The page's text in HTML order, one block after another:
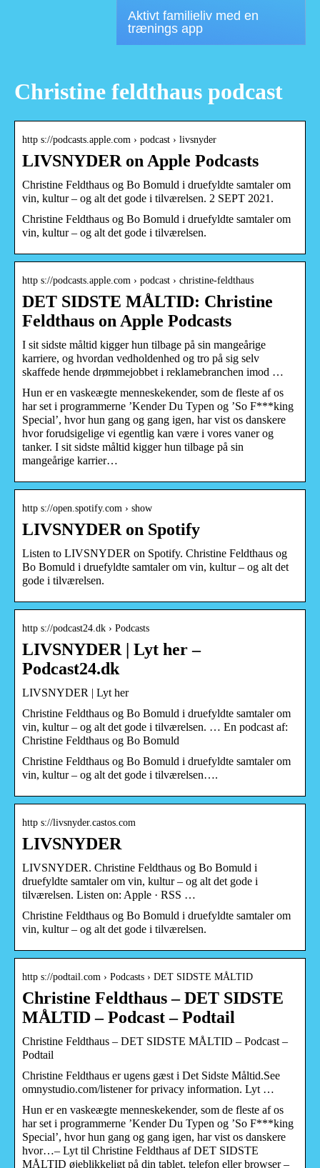
Aktivt familieliv med en
trænings app
Christine feldthaus podcast
http s://podcasts.apple.com › podcast › livsnyder
LIVSNYDER on Apple Podcasts
Christine Feldthaus og Bo Bomuld i druefyldte samtaler om
vin, kultur – og alt det gode i tilværelsen. 2 SEPT 2021.
Christine Feldthaus og Bo Bomuld i druefyldte samtaler om
vin, kultur – og alt det gode i tilværelsen.
http s://podcasts.apple.com › podcast › christine-feldthaus
DET SIDSTE MÅLTID: Christine
Feldthaus on Apple Podcasts
I sit sidste måltid kigger hun tilbage på sin mangeårige
karriere, og hvordan vedholdenhed og tro på sig selv
skaffede hende drømmejobbet i reklamebranchen imod …
Hun er en vaskeægte menneskekender, som de fleste af os
har set i programmerne ’Kender Du Typen og ’So F***king
Special’, hvor hun gang og gang igen, har vist os danskere
hvor forudsigelige vi egentlig kan være i vores vaner og
tanker. I sit sidste måltid kigger hun tilbage på sin
mangeårige karrier…
http s://open.spotify.com › show
LIVSNYDER on Spotify
Listen to LIVSNYDER on Spotify. Christine Feldthaus og
Bo Bomuld i druefyldte samtaler om vin, kultur – og alt det
gode i tilværelsen.
http s://podcast24.dk › Podcasts
LIVSNYDER | Lyt her –
Podcast24.dk
LIVSNYDER | Lyt her
Christine Feldthaus og Bo Bomuld i druefyldte samtaler om
vin, kultur – og alt det gode i tilværelsen. … En podcast af:
Christine Feldthaus og Bo Bomuld
Christine Feldthaus og Bo Bomuld i druefyldte samtaler om
vin, kultur – og alt det gode i tilværelsen….
http s://livsnyder.castos.com
LIVSNYDER
LIVSNYDER. Christine Feldthaus og Bo Bomuld i
druefyldte samtaler om vin, kultur – og alt det gode i
tilværelsen. Listen on: Apple · RSS …
Christine Feldthaus og Bo Bomuld i druefyldte samtaler om
vin, kultur – og alt det gode i tilværelsen.
http s://podtail.com › Podcasts › DET SIDSTE MÅLTID
Christine Feldthaus – DET SIDSTE
MÅLTID – Podcast – Podtail
Christine Feldthaus – DET SIDSTE MÅLTID – Podcast –
Podtail
Christine Feldthaus er ugens gæst i Det Sidste Måltid.See
omnystudio.com/listener for privacy information. Lyt …
Hun er en vaskeægte menneskekender, som de fleste af os
har set i programmerne ’Kender Du Typen og ’So F***king
Special’, hvor hun gang og gang igen, har vist os danskere
hvor…– Lyt til Christine Feldthaus af DET SIDSTE
MÅLTID øjeblikkeligt på din tablet, telefon eller browser –